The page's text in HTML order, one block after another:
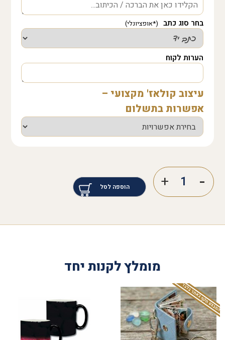
בחר סוג כתב
הערות לקוח
עיצוב קולאז' מקצועי –
אפשרות בתשלום
הוספה לסל
מומלץ לקנות יחד
המבצע תקף באתר בלבד